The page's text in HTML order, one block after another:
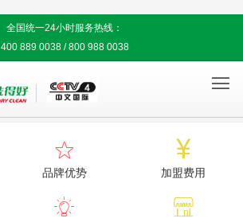
全国统一24小时服务热线：
400 889 0038 / 800 988 0038


品牌优势

加盟费用
 